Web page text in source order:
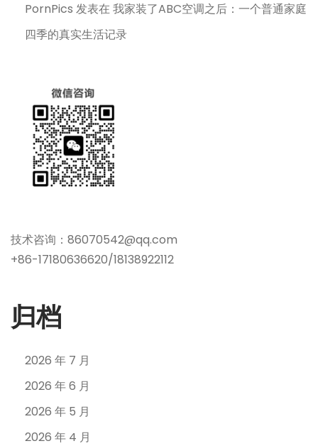
PornPics 发表在我家装了ABC空调之后：一个普通家庭
四季的真实生活记录
技术咨询：86070542@qq.com
+86-17180636620/18138922112
归档
2026 年 7 月
2026 年 6 月
2026 年 5 月
2026 年 4 月